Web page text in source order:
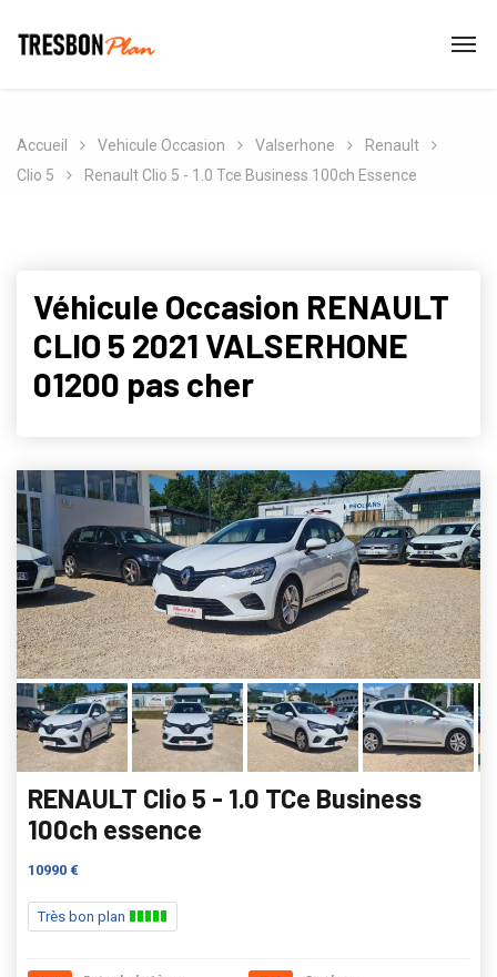
Accueil Vehicule Occasion Valserhone
Renault
Clio 5
Renault Clio 5 - 1.0 Tce Business 100ch Essence
Véhicule Occasion RENAULT
CLIO 5 2021 VALSERHONE
01200 pas cher
RENAULT Clio 5 - 1.0 TCe Business
100ch essence
10990 €
Très bon plan